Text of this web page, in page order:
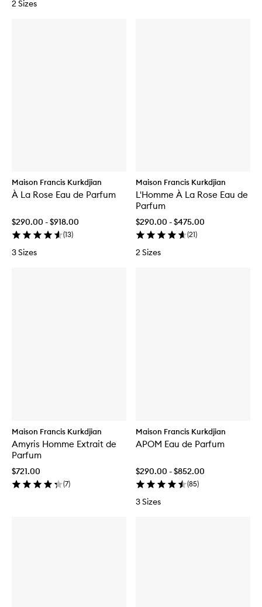
2 Sizes
Maison Francis Kurkdjian
À La Rose Eau de Parfum
$290.00 - $918.00
(13)
3 Sizes
Maison Francis Kurkdjian
L'Homme À La Rose Eau de
Parfum
$290.00 - $475.00
(21)
2 Sizes
Maison Francis Kurkdjian
Amyris Homme Extrait de
Parfum
$721.00
(7)
Maison Francis Kurkdjian
APOM Eau de Parfum
$290.00 - $852.00
(85)
3 Sizes